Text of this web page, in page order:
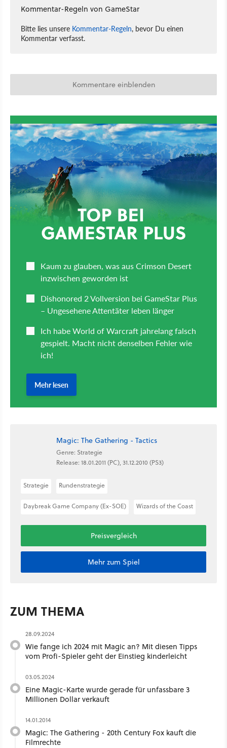
Kommentar-Regeln von GameStar
Bitte lies unsere Kommentar-Regeln, bevor Du einen
Kommentar verfasst.
Kommentare einblenden
Magic: The Gathering - Tactics
Genre: Strategie
Release: 18.01.2011 (PC), 31.12.2010 (PS3)
Strategie Rundenstrategie
Daybreak Game Company (Ex-SOE) Wizards of the Coast
Preisvergleich
Mehr zum Spiel
ZUM THEMA
28.09.2024
Wie fange ich 2024 mit Magic an? Mit diesen Tipps
vom Profi-Spieler geht der Einstieg kinderleicht
03.05.2024
Eine Magic-Karte wurde gerade für unfassbare 3
Millionen Dollar verkauft
14.01.2014
Magic: The Gathering - 20th Century Fox kauft die
Filmrechte